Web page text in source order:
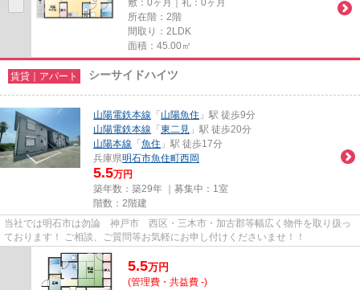
敷：0ヶ月｜礼：0ヶ月
所在階：2階
間取り：2LDK
面積：45.00㎡
賃貸｜アパート シーサイドハイツ
山陽電鉄本線 「 山陽魚住 」駅 徒歩9分
山陽電鉄本線 「 東二見 」駅 徒歩20分
山陽本線 「 魚住 」駅 徒歩17分
兵庫県明石市魚住町西岡
5.5万円
築年数：築29年 ｜募集中： 1室
階数：2階建
当社では明石市は勿論 神戸市 西区・三木市・加古郡等幅広く物件を取り扱っ
ております！ ご相談、ご質問等お気軽にお申し付けくださいませ！！
5.5万円
(管理費・共益費 -)